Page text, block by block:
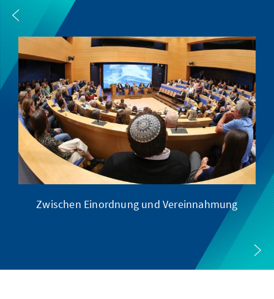
Zwischen Einordnung und Vereinnahmung